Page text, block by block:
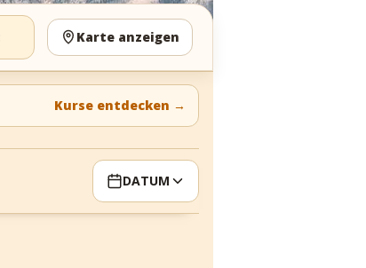
Karte anzeigen
Kurse entdecken →
DATUM